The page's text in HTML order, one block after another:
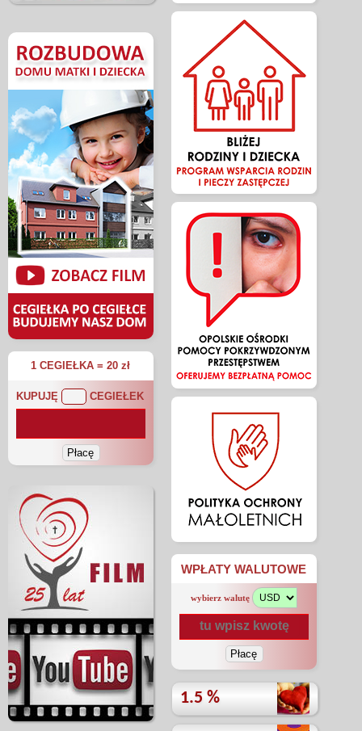
1 CEGIEŁKA = 20 zł
KUPUJĘ CEGIEŁEK
WPŁATY WALUTOWE
wybierz walutę
1.5 %